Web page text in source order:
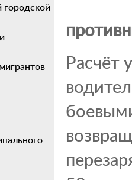
Расчёт